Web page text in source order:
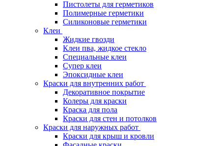
Пистолеты для герметиков
Полимерные герметики
Силиконовые герметики
Клеи
Жидкие гвозди
Клеи пва, жидкое стекло
Специальные клеи
Супер клеи
Эпоксидные клеи
Краски для внутренних работ
Декоративное покрытие
Колеры для краски
Краска для пола
Краски для стен и потолков
Краски для наружных работ
Краски для крыш и кровли